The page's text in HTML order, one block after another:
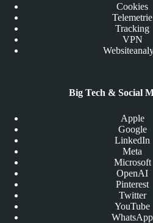
Cookies
Telemetrie
Tracking
VPN
Big Tech & Social
Apple
Google
LinkedIn
Meta
Microsoft
OpenAI
Pinterest
Twitter
YouTube
WhatsApp